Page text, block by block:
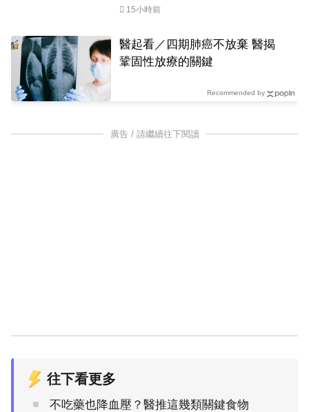
15小時前
醫起看／四期肺癌不放棄 醫揭
鞏固性放療的關鍵
Recommended by
廣告 / 請繼續往下閱讀
往下看更多
不吃藥也降血壓？醫推這幾類關鍵食物